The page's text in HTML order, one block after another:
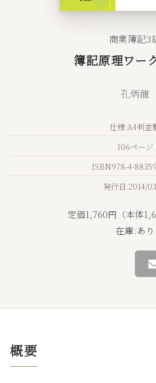
商業簿記3
簿記原理ワー
孔炳龍
仕様:A4判並
106ページ
ISBN978-4-
発行日:2014/
定価1,760円（本体
在庫:あり
概要